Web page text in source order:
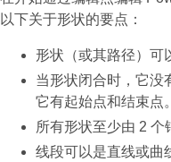
以下关于形状的要点：
形状（或其路径）可
当形状闭合时，它没
它有起始点和结束点。
所有形状至少由 2
线段可以是直线或曲